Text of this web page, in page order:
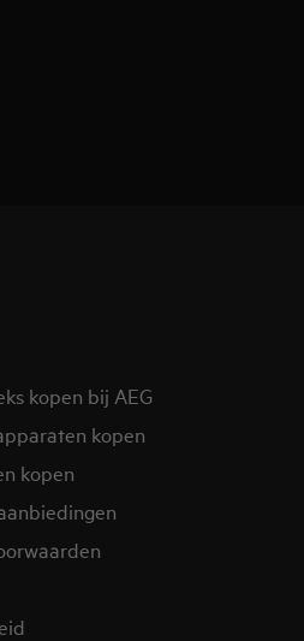
kopen bij AEG
kopen
kopen